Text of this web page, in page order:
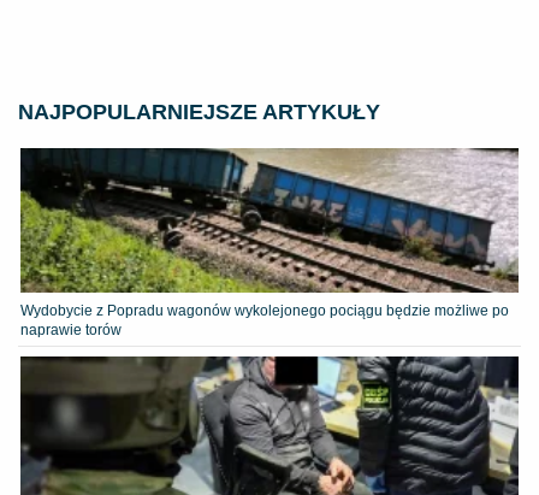
NAJPOPULARNIEJSZE ARTYKUŁY
Wydobycie z Popradu wagonów wykolejonego pociągu będzie możliwe po
naprawie torów